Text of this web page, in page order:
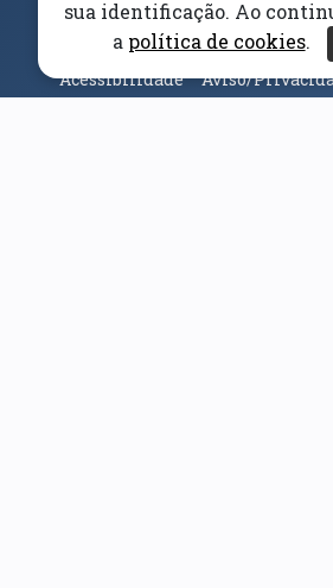
Canal Denúncia
Acessibilidade Aviso/
Dados
sua identificação. Ao
a política de cookies.